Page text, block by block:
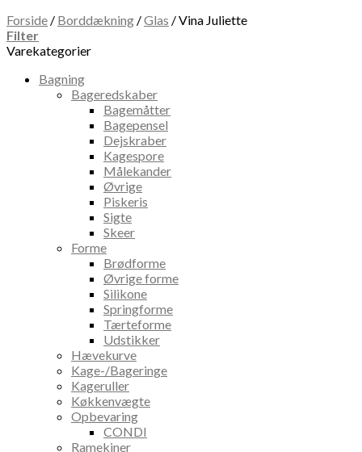
Forside / Borddækning /Glas /Vina Juliette
Filter
Varekategorier
Bagning
Bageredskaber
Bagemåtter
Bagepensel
Dejskraber
Kagespore
Målekander
Øvrige
Piskeris
Sigte
Skeer
Forme
Brødforme
Øvrige forme
Silikone
Springforme
Tærteforme
Udstikker
Hævekurve
Kage-/Bageringe
Kageruller
Køkkenvægte
Opbevaring
CONDI
Ramekiner